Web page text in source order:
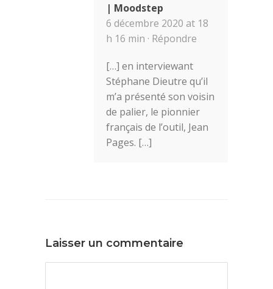
| Moodstep
6 décembre 2020 at 18
h 16 min · Répondre
[…] en interviewant
Stéphane Dieutre qu’il
m’a présenté son voisin
de palier, le pionnier
français de l’outil, Jean
Pages. […]
Laisser un commentaire